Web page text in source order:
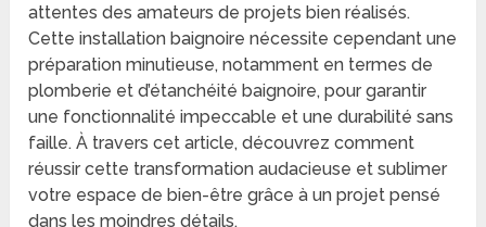
attentes des amateurs de projets bien réalisés.
Cette installation baignoire nécessite cependant une
préparation minutieuse, notamment en termes de
plomberie et d’étanchéité baignoire, pour garantir
une fonctionnalité impeccable et une durabilité sans
faille. À travers cet article, découvrez comment
réussir cette transformation audacieuse et sublimer
votre espace de bien-être grâce à un projet pensé
dans les moindres détails.